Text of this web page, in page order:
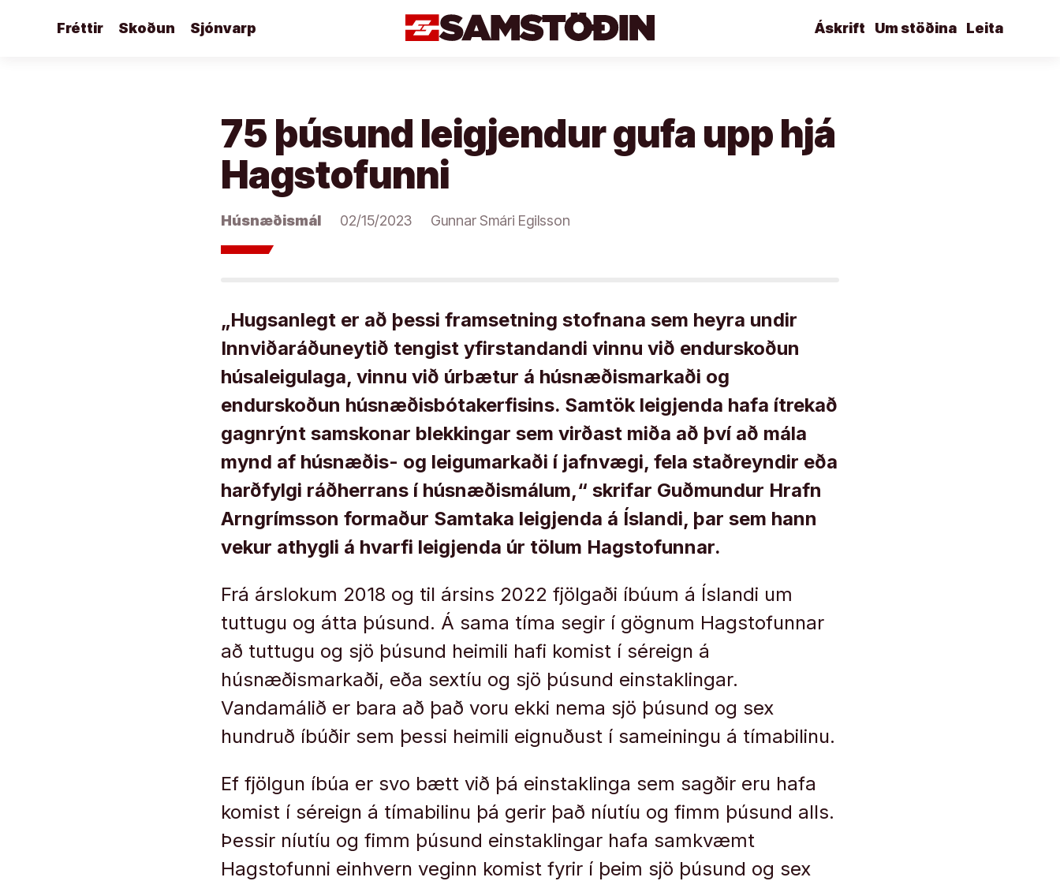
Fréttir Skoðun Sjónvarp Leita
Um stöðina
Áskrift
75 þúsund leigjendur gufa upp hjá
Hagstofunni
Húsnæðismál 02/15/2023 Gunnar Smári Egilsson
„Hugsanlegt er að þessi framsetning stofnana sem heyra undir
Innviðaráðuneytið tengist yfirstandandi vinnu við endurskoðun
húsaleigulaga, vinnu við úrbætur á húsnæðismarkaði og
endurskoðun húsnæðisbótakerfisins. Samtök leigjenda hafa ítrekað
gagnrýnt samskonar blekkingar sem virðast miða að því að mála
mynd af húsnæðis- og leigumarkaði í jafnvægi, fela staðreyndir eða
harðfylgi ráðherrans í húsnæðismálum,“ skrifar Guðmundur Hrafn
Arngrímsson formaður Samtaka leigjenda á Íslandi, þar sem hann
vekur athygli á hvarfi leigjenda úr tölum Hagstofunnar.
Frá árslokum 2018 og til ársins 2022 fjölgaði íbúum á Íslandi um
tuttugu og átta þúsund. Á sama tíma segir í gögnum Hagstofunnar
að tuttugu og sjö þúsund heimili hafi komist í séreign á
húsnæðismarkaði, eða sextíu og sjö þúsund einstaklingar.
Vandamálið er bara að það voru ekki nema sjö þúsund og sex
hundruð íbúðir sem þessi heimili eignuðust í sameiningu á tímabilinu.
Ef fjölgun íbúa er svo bætt við þá einstaklinga sem sagðir eru hafa
komist í séreign á tímabilinu þá gerir það níutíu og fimm þúsund alls.
Þessir níutíu og fimm þúsund einstaklingar hafa samkvæmt
Hagstofunni einhvern veginn komist fyrir í þeim sjö þúsund og sex